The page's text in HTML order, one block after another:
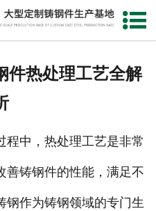
网站首页
生产能力
件热处理工艺全解
程中，热处理工艺是非常
善铸钢件的性能，满足不
钢作为铸钢领域的专门生